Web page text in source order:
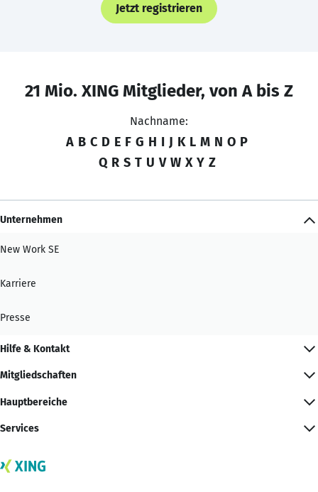
Jetzt registrieren
21 Mio. XING Mitglieder, von A bis Z
Nachname:
A B C D E F G H I J K L M N O P
Q R S T U V W X Y Z
Unternehmen
New Work SE
Karriere
Presse
Hilfe & Kontakt
Mitgliedschaften
Hauptbereiche
Services